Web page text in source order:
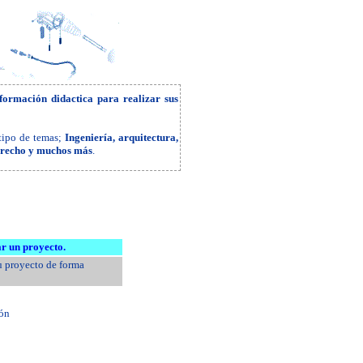
didactica para realizar sus
de temas; Ingeniería, arquitectura,
y muchos más.
un proyecto.
proyecto de forma